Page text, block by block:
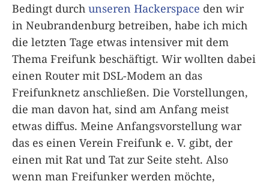
Bedingt durch unseren Hackerspace den wir
in Neubrandenburg betreiben, habe ich mich
die letzten Tage etwas intensiver mit dem
Thema Freifunk beschäftigt. Wir wollten dabei
einen Router mit DSL-Modem an das
Freifunknetz anschließen. Die Vorstellungen,
die man davon hat, sind am Anfang meist
etwas diffus. Meine Anfangsvorstellung war
das es einen Verein Freifunk e. V. gibt, der
einen mit Rat und Tat zur Seite steht. Also
wenn man Freifunker werden möchte,